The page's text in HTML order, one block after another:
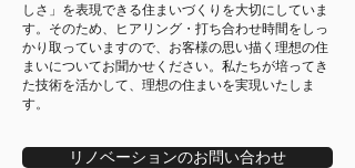
しさ」を表現できる住まいづくりを大切にしていま
す。そのため、ヒアリング・打ち合わせ時間をしっ
かり取っていますので、お客様の思い描く理想の住
まいについてお聞かせください。私たちが培ってき
た技術を活かして、理想の住まいを実現いたしま
す。
リノベーションのお問い合わせ